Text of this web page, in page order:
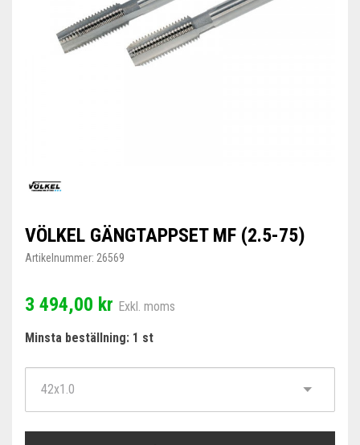
VÖLKEL GÄNGTAPPSET MF (2.5-75)
Artikelnummer: 26569
3 494,00 kr Exkl. moms
Minsta beställning: 1 st